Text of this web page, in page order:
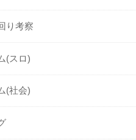
り考察
(スロ)
(社会)